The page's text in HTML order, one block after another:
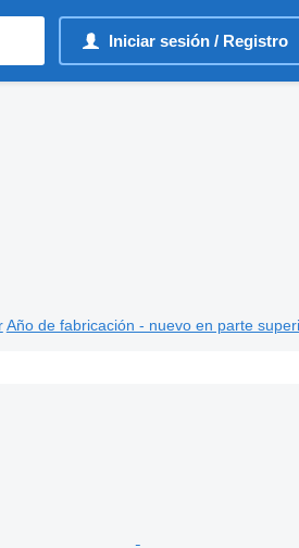
Iniciar sesión / Registro
Año de fabricación - nuevo en parte